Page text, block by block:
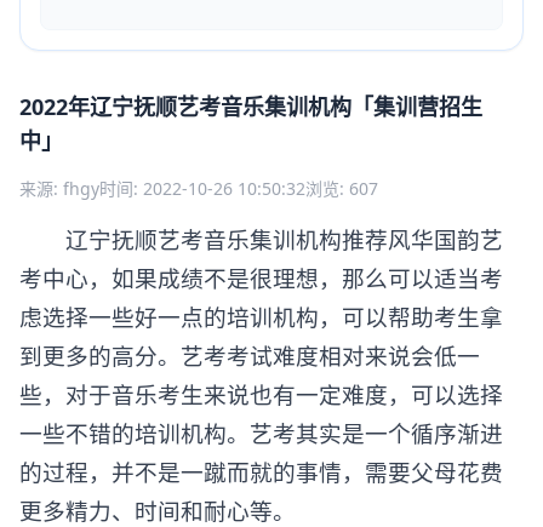
2022年辽宁抚顺艺考音乐集训机构「集训营招生
中」
来源: fhgy时间: 2022-10-26 10:50:32浏览: 607
辽宁抚顺艺考音乐集训机构推荐风华国韵艺
考中心，如果成绩不是很理想，那么可以适当考
虑选择一些好一点的培训机构，可以帮助考生拿
到更多的高分。艺考考试难度相对来说会低一
些，对于音乐考生来说也有一定难度，可以选择
一些不错的培训机构。艺考其实是一个循序渐进
的过程，并不是一蹴而就的事情，需要父母花费
更多精力、时间和耐心等。